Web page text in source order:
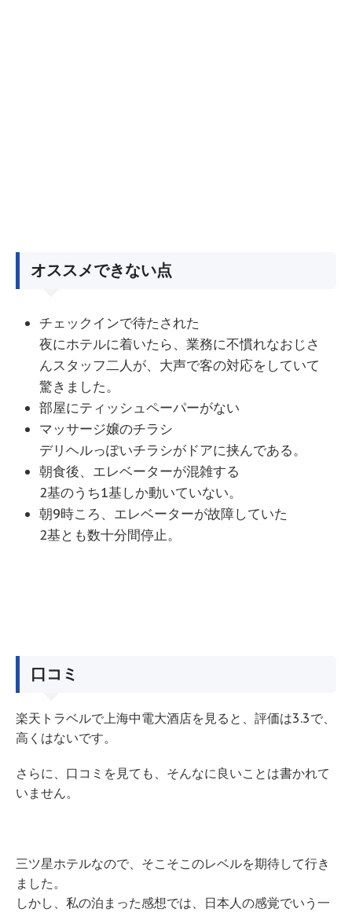
オススメできない点
チェックインで待たされた
夜にホテルに着いたら、業務に不慣れなおじさ
んスタッフ二人が、大声で客の対応をしていて
驚きました。
部屋にティッシュペーパーがない
マッサージ嬢のチラシ
デリヘルっぽいチラシがドアに挟んである。
朝食後、エレベーターが混雑する
2基のうち1基しか動いていない。
朝9時ころ、エレベーターが故障していた
2基とも数十分間停止。
口コミ
楽天トラベルで上海中電大酒店を見ると、評価は3.3で、
高くはないです。
さらに、口コミを見ても、そんなに良いことは書かれて
いません。
三ツ星ホテルなので、そこそこのレベルを期待して行き
ました。
しかし、私の泊まった感想では、日本人の感覚でいう一